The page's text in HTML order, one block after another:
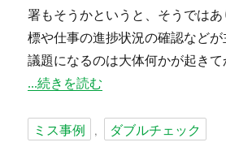
署もそうかというと、そうではあ
標や仕事の進捗状況の確認など
議題になるのは大体何かが起きて
“安全管理のミーティングをしよ
続きを読む
グ
ミス事例 , ダブルチェック